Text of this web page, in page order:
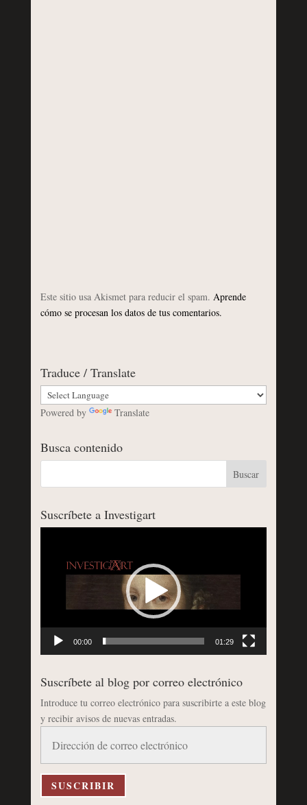
Este sitio usa Akismet para reducir el spam. Aprende
cómo se procesan los datos de tus comentarios.
Traduce / Translate
Powered by Translate
Busca contenido
Suscríbete a Investigart
00:00 01:29
Suscríbete al blog por correo electrónico
Introduce tu correo electrónico para suscribirte a este blog
y recibir avisos de nuevas entradas.
correo
electrónico
SUSCRIBIR